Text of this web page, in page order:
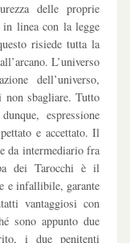
delle proprie
linea con la legge
risiede tutta la
L’universo
dell’universo,
non sbagliare. Tutto
espressione
e accettato. Il
da intermediario fra
dei Tarocchi è il
e infallibile, garante
vantaggiosi con
sono appunto due
i due penitenti